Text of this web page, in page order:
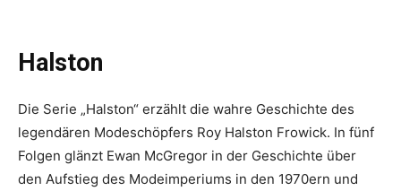
Halston
Die Serie „Halston“ erzählt die wahre Geschichte des
legendären Modeschöpfers Roy Halston Frowick. In fünf
Folgen glänzt Ewan McGregor in der Geschichte über
den Aufstieg des Modeimperiums in den 1970ern und